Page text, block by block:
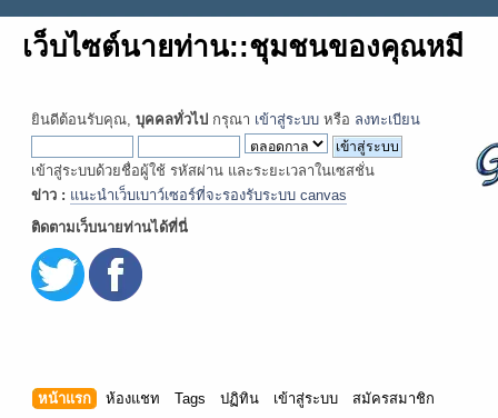
เว็บไซต์นายท่าน::ชุมชนของคุณหมี
ยินดีต้อนรับคุณ, บุคคลทั่วไป กรุณา เข้าสู่ระบบ หรือ ลงทะเบียน
เข้าสู่ระบบด้วยชื่อผู้ใช้ รหัสผ่าน และระยะเวลาในเซสชั่น
ข่าว : แนะนำเว็บเบาว์เซอร์ที่จะรองรับระบบ canvas
ติดตามเว็บนายท่านได้ที่นี่
หน้าแรก ห้องแชท Tags ปฏิทิน เข้าสู่ระบบ สมัครสมาชิก